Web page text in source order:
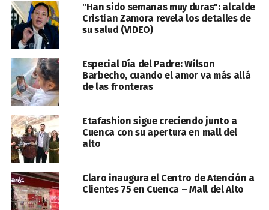
"Han sido semanas muy duras": alcalde
Cristian Zamora revela los detalles de
su salud (VIDEO)
Especial Día del Padre: Wilson
Barbecho, cuando el amor va más allá
de las fronteras
Etafashion sigue creciendo junto a
Cuenca con su apertura en mall del
alto
Claro inaugura el Centro de Atención a
Clientes 75 en Cuenca – Mall del Alto